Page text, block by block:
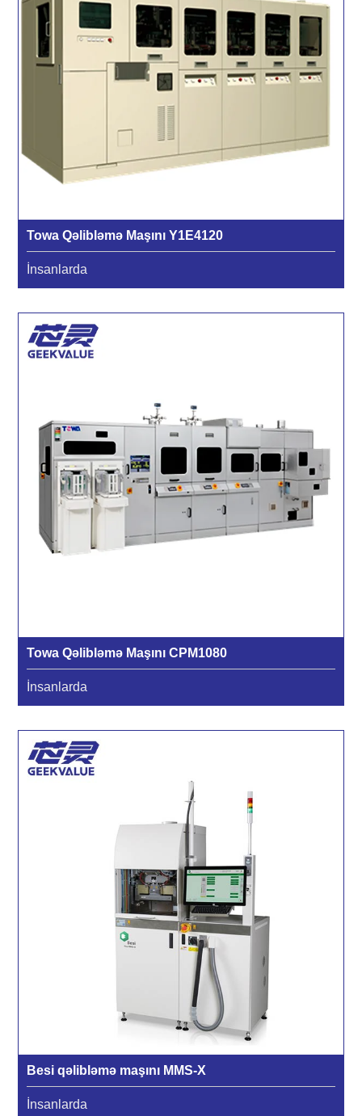
Towa Qəlibləmə Maşını Y1E4120
İnsanlarda
Towa Qəlibləmə Maşını CPM1080
İnsanlarda
Besi qəlibləmə maşını MMS-X
İnsanlarda